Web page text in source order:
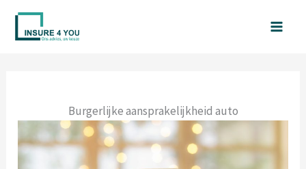
Burgerlijke aansprakelijkheid auto